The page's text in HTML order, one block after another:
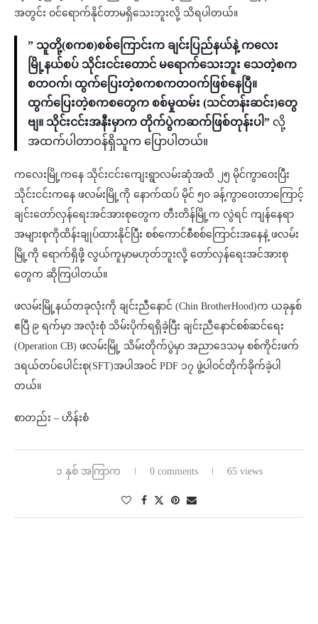
အတွင်း ဝင်ရောက်နိုင်တာမရှိသေးဘူးလို့ သိရပါတယ်။
” သူတို့(စကစ)စစ်ကြောင်းက ချင်းပြည်နယ်နဲ့ ကလေး
မြို့နယ်စပ် သိုင်းငင်းတောင် မရောက်သေးဘူး သေတဲ့စက
စတဝက်၊ ထွက်ပြေးတဲ့စကစကတဝက်ဖြစ်နေပြီ။
ထွက်ပြေးတဲ့စကစတွေက စစ်မှုထမ်း (သင်တန်းဆင်း)တွေ
ဗျ။ သိုင်းငင်းအနီးမှာက တိုက်ပွဲကဆက်ဖြစ်တုန်းပါ” လို့
အထက်ပါတာဝန်ရှိသူက ပြောပါတယ်။
ကလေးမြို့ကနေ သိုင်းငင်းကျေးရွာလမ်းဆုံအထိ ၂၅ မိုင်ကွာဝေးပြီး
သိုင်းငင်းကနေ ဖလမ်းမြို့ကို နောက်ထပ် မိုင် ၅၀ ခန့်ကွာဝေးတာကြောင့်
ချင်းတော်လှန်ရေးအင်အားစုတွေက တီးတိန်မြို့က လွဲရင် ကျန်နေရာ
အများစုကိုထိန်းချုပ်ထားနိုင်ပြီး စစ်ကောင်စီစစ်ကြောင်းအနေနဲ့ ဖလမ်း
မြို့ကို ရောက်ရှိဖို့ လွယ်ကူမှာမဟုတ်ဘူးလို့ တော်လှန်ရေးအင်အားစု
တွေက ဆိုကြပါတယ်။
ဖလမ်းမြို့နယ်တခုလုံးကို ချင်းညီနောင် (Chin BrotherHood)က ယခုနှစ်
ဧပြီ ၉ ရက်မှာ အလုံးစုံ သိမ်းပိုက်ရရှိခဲ့ပြီး ချင်းညီနောင်စစ်ဆင်ရေး
(Operation CB) ဖလမ်းမြို့ သိမ်းတိုက်ပွဲမှာ အညာဒေသမှ စစ်ကိုင်းဖက်
ဒရယ်တပ်ပေါင်းစု(SFT)အပါအဝင် PDF ၁၇ ဖွဲ့ပါဝင်တိုက်ခိုက်ခဲ့ပါ
တယ်။
စာတည်း – ဟိန်းစံ
၁ နှစ် အကြာက 0 comments 65 views